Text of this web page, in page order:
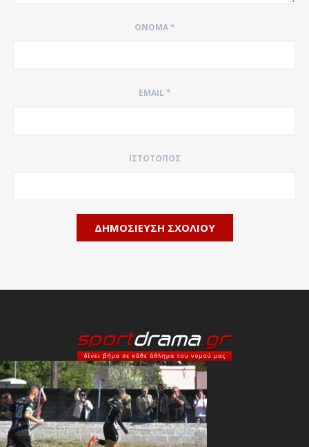
ΌΝΟΜΑ*
EMAIL*
ΙΣΤΌΤΟΠΟΣ